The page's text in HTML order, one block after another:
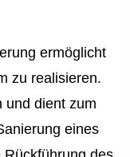
ermöglicht
zu realisieren.
und dient zum
eines